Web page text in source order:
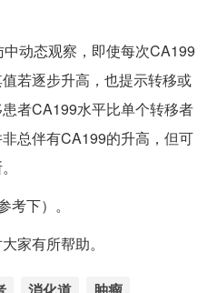
动态观察，即使每次CA199
若逐步升高，也提示转移或
者CA199水平比单个转移者
总伴有CA199的升高，但可
下）。
家有所帮助。